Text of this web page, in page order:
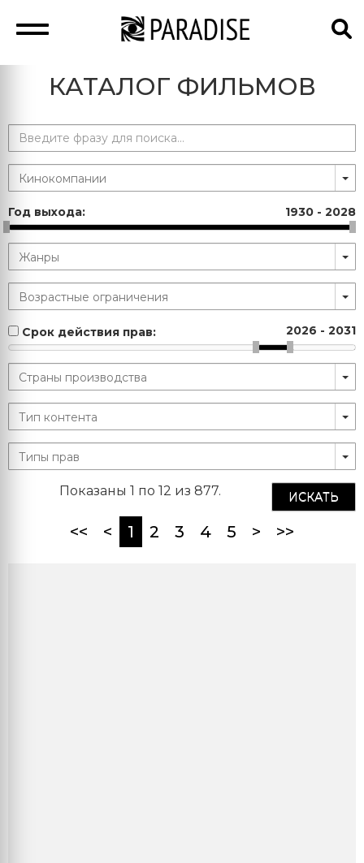
КАТАЛОГ ФИЛЬМОВ
Год выхода: 1930 - 2028
Срок действия прав: 2026 - 2031
ИСКАТЬ
Показаны 1 по 12 из 877.
<< < 1 (current)
2 3 4 5 > >>